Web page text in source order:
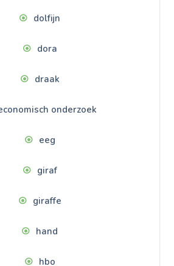
dolfijn
dora
draak
onderzoek
eeg
giraf
giraffe
hand
hbo